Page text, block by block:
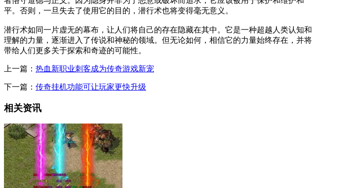
平。否则，一旦失去了使用它的目的，潜行术也将变得毫无意义。
潜行术如同一片虚无的幕布，让人们将自己的存在隐藏在其中。它是一种超越人类认知和
理解的力量，逐渐进入了传说和神秘的领域。但无论如何，相信它的力量始终存在，并将
带给人们更多关于探索和奇迹的可能性。
上一篇： 热血新职业刺客成为传奇游戏新宠
下一篇： 传奇挂机功能可让玩家更快升级
相关资讯